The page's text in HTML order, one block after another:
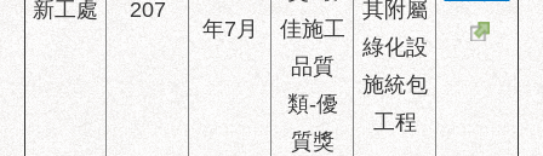
新工處 207
年7月
佳施工
品質
類-優
質獎
其附屬
綠化設
施統包
工程